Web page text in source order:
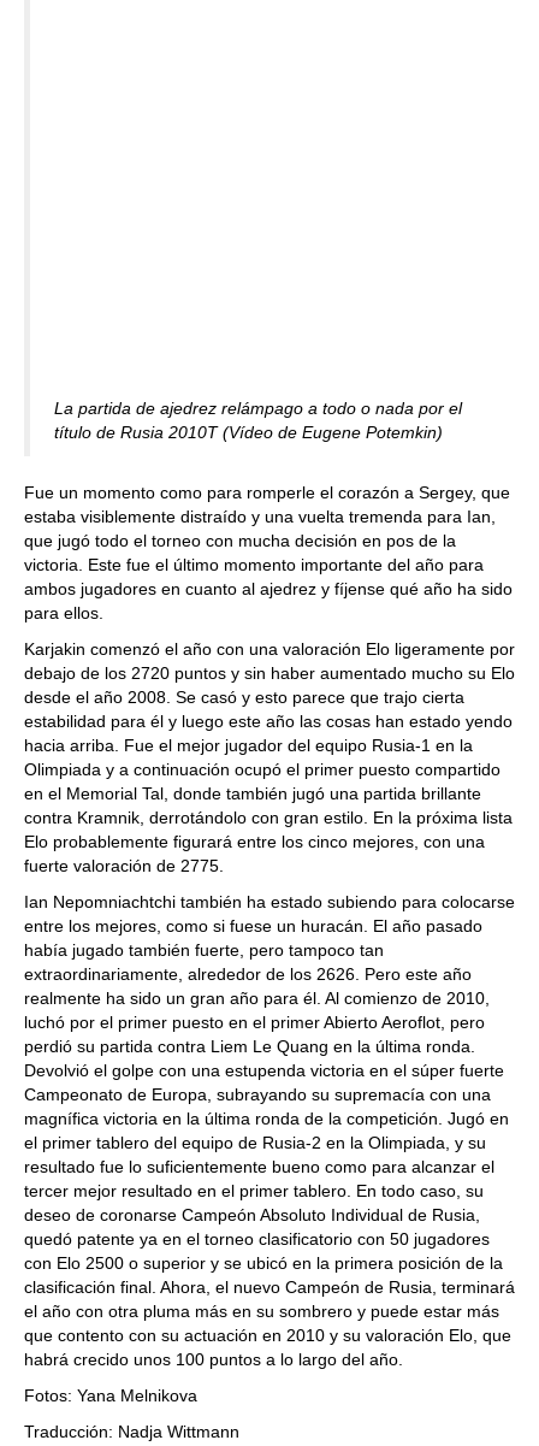
La partida de ajedrez relámpago a todo o nada por el
título de Rusia 2010T (Vídeo de Eugene Potemkin)
Fue un momento como para romperle el corazón a Sergey, que
estaba visiblemente distraído y una vuelta tremenda para Ian,
que jugó todo el torneo con mucha decisión en pos de la
victoria. Este fue el último momento importante del año para
ambos jugadores en cuanto al ajedrez y fíjense qué año ha sido
para ellos.
Karjakin comenzó el año con una valoración Elo ligeramente por
debajo de los 2720 puntos y sin haber aumentado mucho su Elo
desde el año 2008. Se casó y esto parece que trajo cierta
estabilidad para él y luego este año las cosas han estado yendo
hacia arriba. Fue el mejor jugador del equipo Rusia-1 en la
Olimpiada y a continuación ocupó el primer puesto compartido
en el Memorial Tal, donde también jugó una partida brillante
contra Kramnik, derrotándolo con gran estilo. En la próxima lista
Elo probablemente figurará entre los cinco mejores, con una
fuerte valoración de 2775.
Ian Nepomniachtchi también ha estado subiendo para colocarse
entre los mejores, como si fuese un huracán. El año pasado
había jugado también fuerte, pero tampoco tan
extraordinariamente, alrededor de los 2626. Pero este año
realmente ha sido un gran año para él. Al comienzo de 2010,
luchó por el primer puesto en el primer Abierto Aeroflot, pero
perdió su partida contra Liem Le Quang en la última ronda.
Devolvió el golpe con una estupenda victoria en el súper fuerte
Campeonato de Europa, subrayando su supremacía con una
magnífica victoria en la última ronda de la competición. Jugó en
el primer tablero del equipo de Rusia-2 en la Olimpiada, y su
resultado fue lo suficientemente bueno como para alcanzar el
tercer mejor resultado en el primer tablero. En todo caso, su
deseo de coronarse Campeón Absoluto Individual de Rusia,
quedó patente ya en el torneo clasificatorio con 50 jugadores
con Elo 2500 o superior y se ubicó en la primera posición de la
clasificación final. Ahora, el nuevo Campeón de Rusia, terminará
el año con otra pluma más en su sombrero y puede estar más
que contento con su actuación en 2010 y su valoración Elo, que
habrá crecido unos 100 puntos a lo largo del año.
Fotos: Yana Melnikova
Traducción: Nadja Wittmann